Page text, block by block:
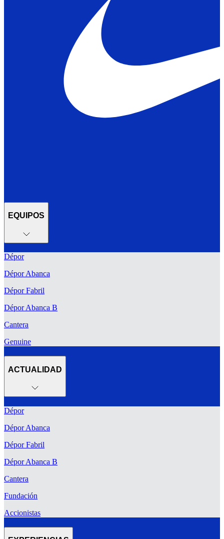
EQUIPOS
Dépor
Dépor Abanca
Dépor Fabril
Dépor Abanca B
Cantera
Genuine
ACTUALIDAD
Dépor
Dépor Abanca
Dépor Fabril
Dépor Abanca B
Cantera
Fundación
Accionistas